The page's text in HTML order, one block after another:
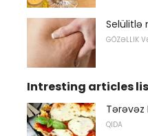
Selülitlə
GÖZƏLLIK
Intresting articles
Tərəvəz
QIDA